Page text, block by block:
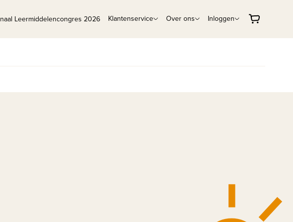
Leermiddelencongres 2026 Klantenservice Over ons Inloggen